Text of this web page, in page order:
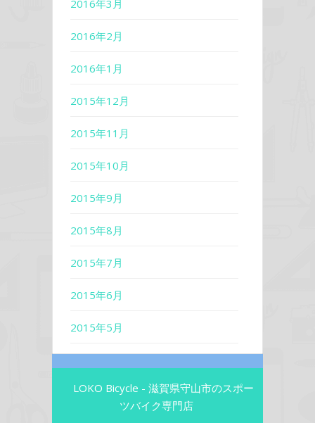
2016年3月
2016年2月
2016年1月
2015年12月
2015年11月
2015年10月
2015年9月
2015年8月
2015年7月
2015年6月
2015年5月
LOKO Bicycle - 滋賀県守山市のスポー
ツバイク専門店